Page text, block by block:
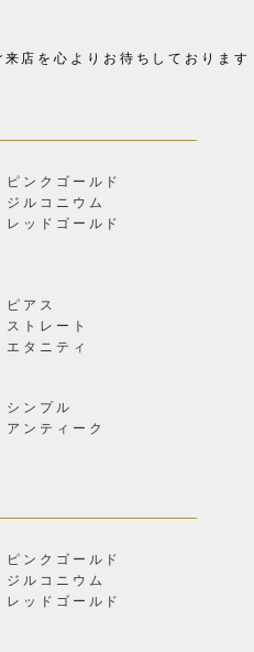
店を心よりお待ちしております
ピンクゴールド
ジルコニウム
レッドゴールド
ピアス
ストレート
エタニティ
シンプル
アンティーク
ピンクゴールド
ジルコニウム
レッドゴールド